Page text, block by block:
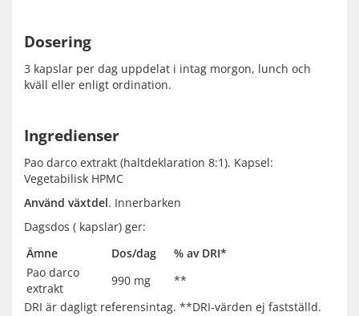
Dosering
3 kapslar per dag uppdelat i intag morgon, lunch och
kväll eller enligt ordination.
Ingredienser
Pao darco extrakt (haltdeklaration 8:1). Kapsel:
Vegetabilisk HPMC
Använd växtdel. Innerbarken
Dagsdos ( kapslar) ger:
Ämne
Dos/dag
% av DRI*
Pao darco
extrakt
990 mg
**
DRI är dagligt referensintag. **DRI-värden ej fastställd.